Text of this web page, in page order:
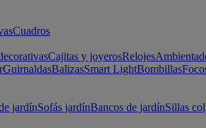
Cuadros
Cajitas y joyerosRelojes
GuirnaldasBalizasSmart LightBombillas
jardínSofás jardínBancos de jardínSillas